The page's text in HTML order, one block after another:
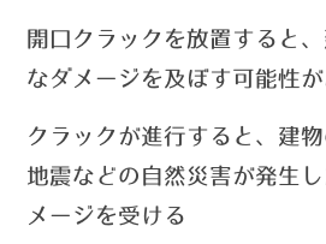
開口クラックを放置すると
なダメージを及ぼす可能性が
クラックが進行すると、建物
地震などの自然災害が発生
メージを受ける